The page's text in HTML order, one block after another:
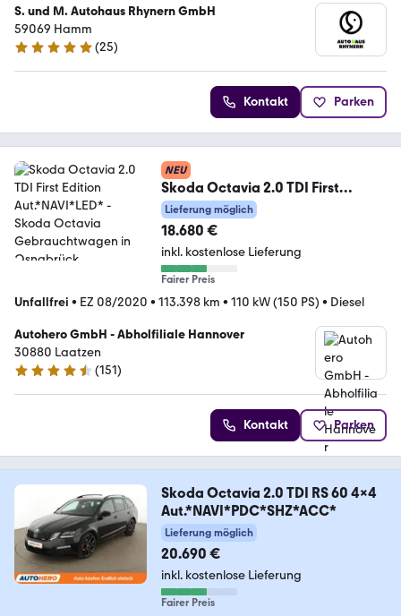
S. und M. Autohaus Rhynern GmbH
59069 Hamm
5 Sterne
(25)
Kontakt Parken
NEU
Skoda Octavia 2.0 TDI First
Edition Aut.*NAVI*LED*
Lieferung möglich
18.680 €
inkl. kostenlose Lieferung
Fairer Preis
Unfallfrei • EZ 08/2020 • 113.398 km • 110 kW (150 PS) • Diesel
Autohero GmbH - Abholfiliale Hannover
30880 Laatzen
4.7 Sterne
(151)
Kontakt Parken
Skoda Octavia 2.0 TDI RS 60 4x4
Aut.*NAVI*PDC*SHZ*ACC*
Lieferung möglich
20.690 €
inkl. kostenlose Lieferung
Fairer Preis